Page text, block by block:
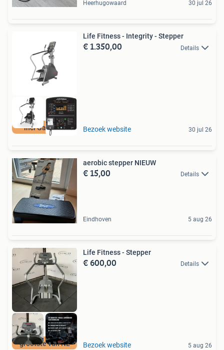
Heerhugowaard 30 jul 26
incl Garantie
Life Fitness - Integrity - Stepper
€ 1.350,00 Details
Bezoek website 30 jul 26
aerobic stepper NIEUW
€ 15,00 Details
Eindhoven 5 aug 26
grootste van NL
Life Fitness - Stepper
€ 600,00 Details
Bezoek website 5 aug 26